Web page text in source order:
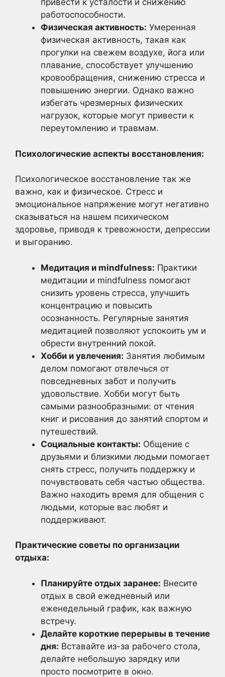
привести к усталости и снижению
работоспособности.
Физическая активность: Умеренная
физическая активность, такая как
прогулки на свежем воздухе, йога или
плавание, способствует улучшению
кровообращения, снижению стресса и
повышению энергии. Однако важно
избегать чрезмерных физических
нагрузок, которые могут привести к
переутомлению и травмам.
Психологические аспекты восстановления:
Психологическое восстановление так же
важно, как и физическое. Стресс и
эмоциональное напряжение могут негативно
сказываться на нашем психическом
здоровье, приводя к тревожности, депрессии
и выгоранию.
Медитация и mindfulness: Практики
медитации и mindfulness помогают
снизить уровень стресса, улучшить
концентрацию и повысить
осознанность. Регулярные занятия
медитацией позволяют успокоить ум и
обрести внутренний покой.
Хобби и увлечения: Занятия любимым
делом помогают отвлечься от
повседневных забот и получить
удовольствие. Хобби могут быть
самыми разнообразными: от чтения
книг и рисования до занятий спортом и
путешествий.
Социальные контакты: Общение с
друзьями и близкими людьми помогает
снять стресс, получить поддержку и
почувствовать себя частью общества.
Важно находить время для общения с
людьми, которые вас любят и
поддерживают.
Практические советы по организации
отдыха:
Планируйте отдых заранее: Внесите
отдых в свой ежедневный или
еженедельный график, как важную
встречу.
Делайте короткие перерывы в течение
дня: Вставайте из-за рабочего стола,
делайте небольшую зарядку или
просто посмотрите в окно.